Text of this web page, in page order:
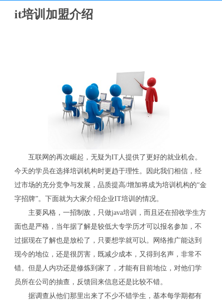
it培训加盟介绍
互联网的再次崛起，无疑为IT人提供了更好的就业机会。
今天的学员在选择培训机构时更趋于理性。因此我们相信，经
过市场的充分竞争与发展，品质提高/增加将成为培训机构的“金
字招牌”。下面就为大家介绍企业IT培训的情况。
主要风格，一招制敌，只做java培训，而且还在招收学生方
面也是严格，当年据了解是较低大专学历才可以报名参加，不
过据现在了解也是放松了，只要想学就可以。网络推广能达到
现今的地位，还是很厉害，既减少成本，又得到名声，非常不
错。但是人内功还是修炼到家了，才能有目前地位，对他们学
员所在公司的抽查，反馈回来信息还是比较不错。
据调查从他们那里出来了不少不错学生，基本每学期都有